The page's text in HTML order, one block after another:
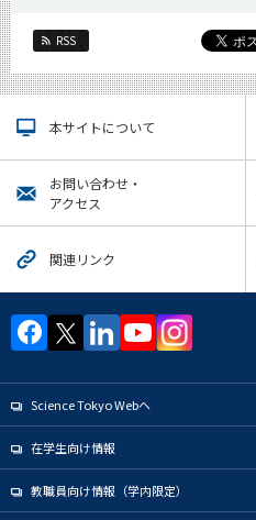
RSS
本サイトについて
お問い合わせ・
アクセス
関連リンク
Science Tokyo Webヘ
在学生向け情報
教職員向け情報（学内限定）